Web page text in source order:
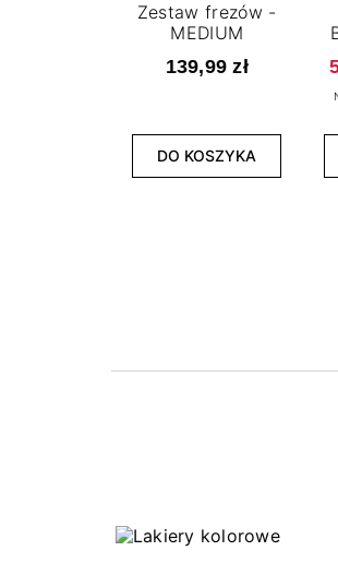
Zestaw frezów -
MEDIUM
139,99 zł
DO KOSZYKA